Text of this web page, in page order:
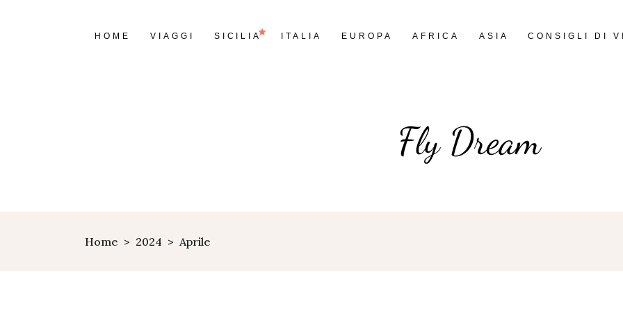
HOME VIAGGI SICILIA ITALIA EUROPA AFRICA ASIA CONSIGLI DI
Home > 2024 > Aprile